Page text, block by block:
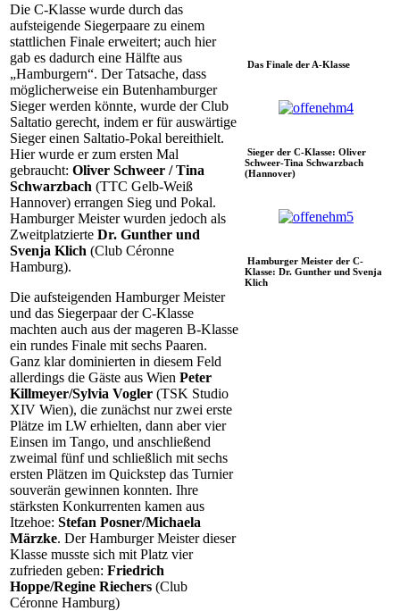
Die C-Klasse wurde durch das
aufsteigende Siegerpaare zu einem
stattlichen Finale erweitert; auch hier
gab es dadurch eine Hälfte aus
„Hamburgern“. Der Tatsache, dass
möglicherweise ein Butenhamburger
Sieger werden könnte, wurde der Club
Saltatio gerecht, indem er für auswärtige
Sieger einen Saltatio-Pokal bereithielt.
Hier wurde er zum ersten Mal
gebraucht: Oliver Schweer / Tina
Schwarzbach (TTC Gelb-Weiß
Hannover) errangen Sieg und Pokal.
Hamburger Meister wurden jedoch als
Zweitplatzierte Dr. Gunther und
Svenja Klich (Club Céronne
Hamburg).
Die aufsteigenden Hamburger Meister
und das Siegerpaar der C-Klasse
machten auch aus der mageren B-Klasse
ein rundes Finale mit sechs Paaren.
Ganz klar dominierten in diesem Feld
allerdings die Gäste aus Wien Peter
Killmeyer/Sylvia Vogler (TSK Studio
XIV Wien), die zunächst nur zwei erste
Plätze im LW erhielten, dann aber vier
Einsen im Tango, und anschließend
zweimal fünf und schließlich mit sechs
ersten Plätzen im Quickstep das Turnier
souverän gewinnen konnten. Ihre
stärksten Konkurrenten kamen aus
Itzehoe: Stefan Posner/Michaela
Märzke. Der Hamburger Meister dieser
Klasse musste sich mit Platz vier
zufrieden geben: Friedrich
Hoppe/Regine Riechers (Club
Céronne Hamburg)
Das Finale der A-Klasse
Sieger der C-Klasse: Oliver
Schweer-Tina Schwarzbach
(Hannover)
Hamburger Meister der C-
Klasse: Dr. Gunther und Svenja
Klich